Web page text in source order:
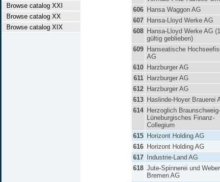
Browse catalog XXI
Browse catalog XX
Browse catalog XIX
606 Hansa Waggon AG
607 Hansa-Lloyd Werke AG
608 Hansa-Lloyd Werke AG
gültig geblieben)
609 Hanseatische
AG
610 Harzburger AG
611
Harzburger AG
612 Harzburger AG
613 Haslinde-Hoyer Brauerei
614 Herzoglich Braunschweig-
Lüneburgisches Finanz-
Collegium
615 Horizont Holding AG
616 Horizont Holding AG
617
Industrie-Land AG
618 Jute-Spinnerei und
Bremen AG